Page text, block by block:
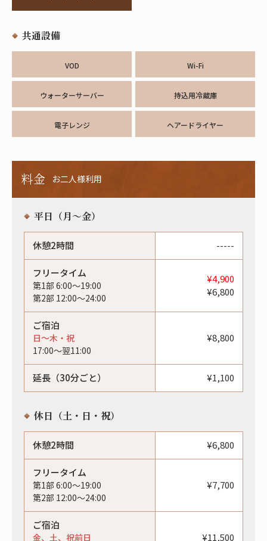
共通設備
VOD Wi-Fi
ウォーターサーバー 持込用冷蔵庫
電子レンジ ヘアードライヤー
料金 お二人様利用
平日（月〜金）
休憩2時間 -----
フリータイム
第1部 6:00〜19:00
第2部 12:00〜24:00
¥4,900
¥6,800
ご宿泊
日〜木・祝
17:00〜翌11:00
¥8,800
延長（30分ごと） ¥1,100
休日（土・日・祝）
休憩2時間 ¥6,800
フリータイム
第1部 6:00〜19:00
第2部 12:00〜24:00
¥7,700
ご宿泊
金、土、祝前日 ¥11,500